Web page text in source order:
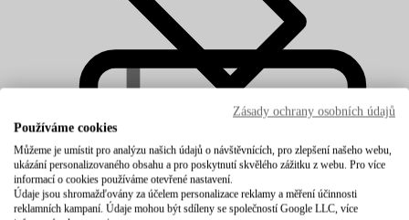
Zásady ochrany osobních údajů
Používáme cookies
Můžeme je umístit pro analýzu našich údajů o návštěvnících, pro zlepšení našeho webu,
ukázání personalizovaného obsahu a pro poskytnutí skvělého zážitku z webu. Pro více
informací o cookies používáme otevřené nastavení.
Údaje jsou shromažďovány za účelem personalizace reklamy a měření účinnosti
reklamních kampaní. Údaje mohou být sdíleny se společností Google LLC, více